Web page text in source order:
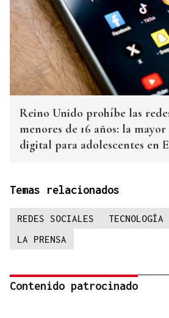
Reino Unido prohíbe las
menores de 16 años: la
digital para adolescentes en
Temas relacionados
REDES SOCIALES TECNOLOGÍA
LA PRENSA
Contenido patrocinado